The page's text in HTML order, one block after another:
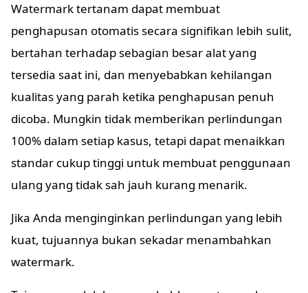
Watermark tertanam dapat membuat
penghapusan otomatis secara signifikan lebih sulit,
bertahan terhadap sebagian besar alat yang
tersedia saat ini, dan menyebabkan kehilangan
kualitas yang parah ketika penghapusan penuh
dicoba. Mungkin tidak memberikan perlindungan
100% dalam setiap kasus, tetapi dapat menaikkan
standar cukup tinggi untuk membuat penggunaan
ulang yang tidak sah jauh kurang menarik.
Jika Anda menginginkan perlindungan yang lebih
kuat, tujuannya bukan sekadar menambahkan
watermark.